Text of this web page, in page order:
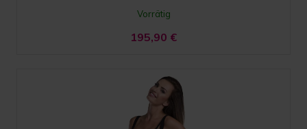
Vorrätig
195,90 €